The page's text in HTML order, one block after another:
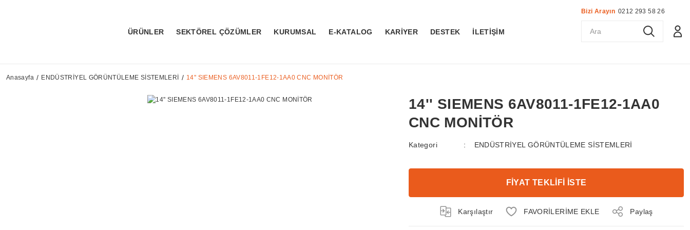
ÜRÜNLER SEKTÖREL ÇÖZÜMLER KURUMSAL E-KATALOG KARİYER DESTEK İLETİŞİM
Bizi Arayın 0212 293 58 26
Anasayfa ENDÜSTRİYEL GÖRÜNTÜLEME SİSTEMLERİ 14'' SIEMENS 6AV8011-1FE12-1AA0 CNC MONİTÖR
14'' SIEMENS 6AV8011-1FE12-1AA0
CNC MONİTÖR
Kategori ENDÜSTRİYEL GÖRÜNTÜLEME SİSTEMLERİ
FİYAT TEKLİFİ İSTE
Karşılaştır Paylaş